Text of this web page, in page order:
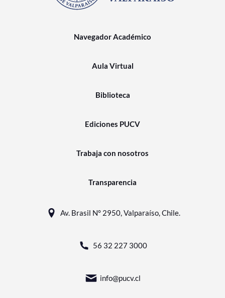
Navegador Académico
Aula Virtual
Biblioteca
Ediciones PUCV
Trabaja con nosotros
Transparencia
Av. Brasil N° 2950, Valparaíso, Chile.
56 32 227 3000
info@pucv.cl